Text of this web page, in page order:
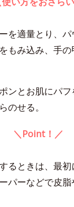
を適量とり、パ
もみ込み、手
ンとお肌にパフ
のせる。
＼Point！／
るときは、最
パーなどで皮脂